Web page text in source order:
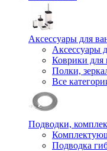
Аксессуары для
Аксессуары
Коврики для
Полки,
Все
Подводки,
Подводка